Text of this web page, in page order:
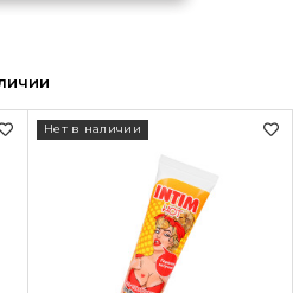
Нет в наличии